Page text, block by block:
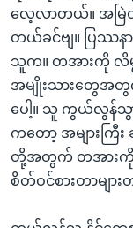
လေ့လာတယ်။ အမြဲ
တယ်ခင်ဗျ။ ပြဿ
သူက။ တအားကို လိမ္
အမျိုးသားတွေအ
ပေါ့။ သူ ကွယ်လွန်သွ
ကတော့ အများကြီ
တို့အတွက် တအားကို
စိတ်ဝင်စားတာများ